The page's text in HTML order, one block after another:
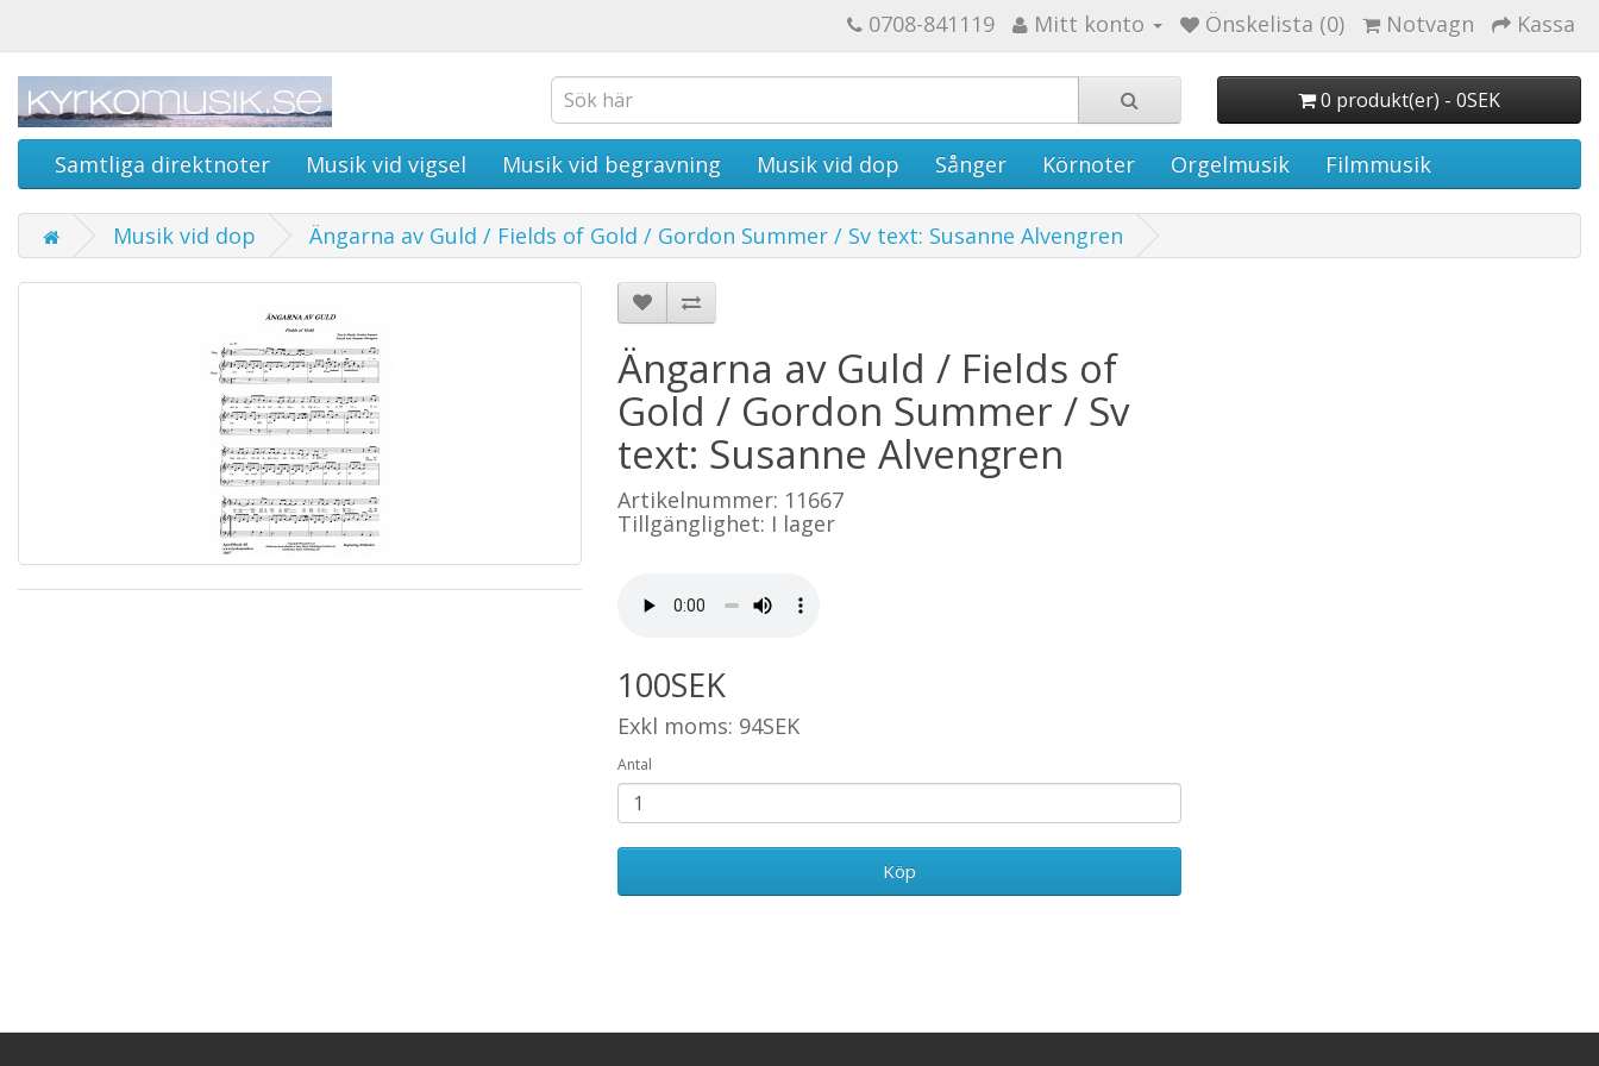
0708-841119 Mitt konto Önskelista (0) Notvagn Kassa
0 produkt(er) - 0SEK
Samtliga direktnoter Musik vid vigsel Musik vid begravning Musik vid dop Sånger Körnoter Orgelmusik Filmmusik
Musik vid dop Ängarna av Guld / Fields of Gold / Gordon Summer / Sv text: Susanne Alvengren
Ängarna av Guld / Fields of
Gold / Gordon Summer / Sv
text: Susanne Alvengren
Artikelnummer: 11667
Tillgänglighet: I lager
100SEK
Exkl moms: 94SEK
Antal
Köp